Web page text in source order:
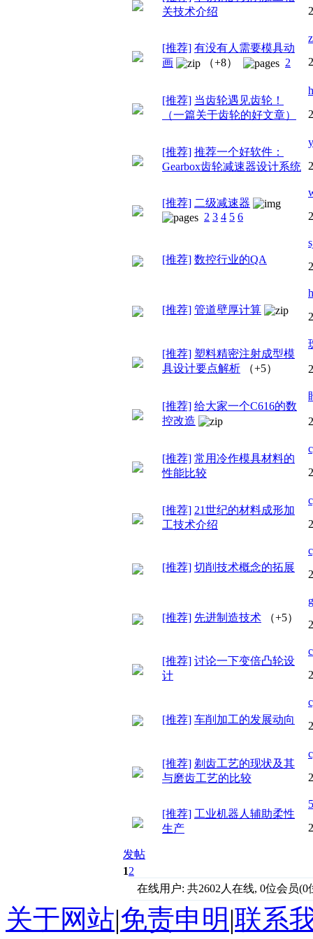
关技术介绍
[推荐] 有没有人需要模具动
画
（+8） 2
[推荐] 当齿轮遇见齿轮！
（一篇关于齿轮的好文章）
[推荐] 推荐一个好软件：
Gearbox齿轮减速器设计系统
[推荐] 二级减速器
2 3 4 5 6
[推荐] 数控行业的QA
[推荐] 管道壁厚计算
[推荐] 塑料精密注射成型模
具设计要点解析
（+5）
[推荐] 给大家一个C616的数
控改造
[推荐] 常用冷作模具材料的
性能比较
[推荐] 21世纪的材料成形加
工技术介绍
[推荐] 切削技术概念的拓展
[推荐] 先进制造技术 （+5）
[推荐] 讨论一下变倍凸轮设
计
[推荐] 车削加工的发展动向
[推荐] 剃齿工艺的现状及其
与磨齿工艺的比较
[推荐] 工业机器人辅助柔性
生产
发帖
12
在线用户: 共2602人在线, 0位会员(0
关于网站|免责申明 |联系